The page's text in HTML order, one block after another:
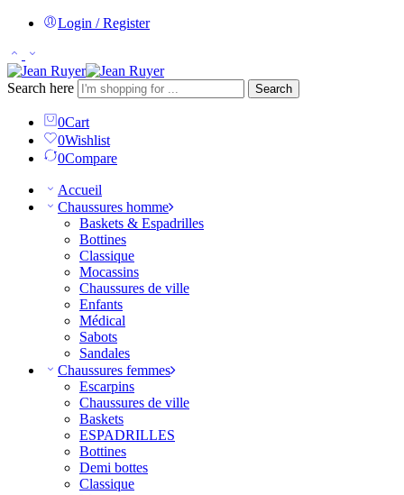
Login / Register
Search here Search
0Cart
0Wishlist
0Compare
Accueil
Chaussures homme
Baskets & Espadrilles
Bottines
Classique
Mocassins
Chaussures de ville
Enfants
Médical
Sabots
Sandales
Chaussures femmes
Escarpins
Chaussures de ville
Baskets
ESPADRILLES
Bottines
Demi bottes
Classique